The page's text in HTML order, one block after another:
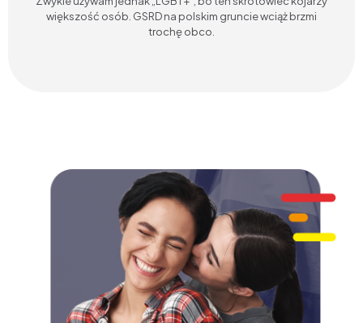
większość osób. GSRD na polskim gruncie wciąż brzmi
trochę obco.